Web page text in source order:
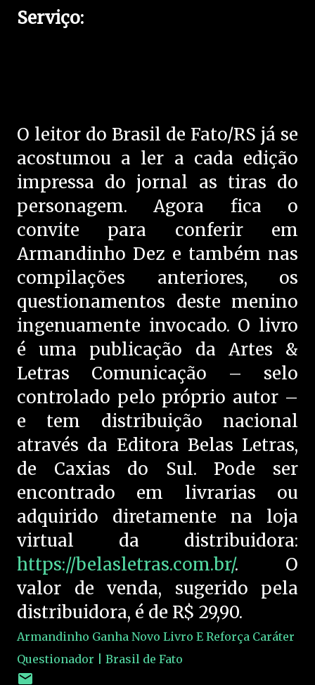
Serviço:
O leitor do Brasil de Fato/RS já se
acostumou a ler a cada edição
impressa do jornal as tiras do
personagem. Agora fica o
convite para conferir em
Armandinho Dez e também nas
compilações anteriores, os
questionamentos deste menino
ingenuamente invocado. O livro
é uma publicação da Artes &
Letras Comunicação – selo
controlado pelo próprio autor –
e tem distribuição nacional
através da Editora Belas Letras,
de Caxias do Sul. Pode ser
encontrado em livrarias ou
adquirido diretamente na loja
virtual da distribuidora:
https://belasletras.com.br/. O
valor de venda, sugerido pela
distribuidora, é de R$ 29,90.
Armandinho Ganha Novo Livro E Reforça Caráter
Questionador | Brasil de Fato